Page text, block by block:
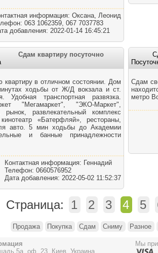
информация: Оксана, Леонид
063 1062359, 067 7037783
добавления: 2022-01-14 16:45:21
Сдам квартиру посуточно
в отличном состоянии. Дом
ходьбы от Ж/Д вокзала и ст.
Удобная транспортная развязка.
"Мегамаркет", "ЭКО-Маркет",
развлекательный комплекс
«Батерфляй», рестораны,
авто. 5 мин ходьбы до Академии
и банные принадлежности
Контактная информация: Геннадий
Телефон: 0660576952
Дата добавления: 2022-05-02 11:52:37
Сдам
метро
Страница: 1 2 3 4 5
Продажа Покупка Сдам Сниму Разное
5а, оф. 23, Киев, Украина
Мы